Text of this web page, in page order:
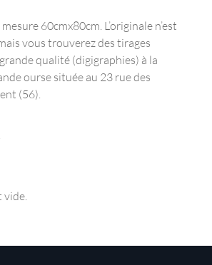
60cmx80cm. L’originale n’est
vous trouverez des tirages
qualité (digigraphies) à la
ourse située au 23 rue des
(56).